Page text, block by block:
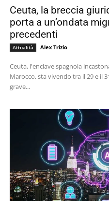
Ceuta, la breccia
porta a un’ondata
precedenti
Attualità Alex Trizio
Ceuta, l'enclave spagnola
Marocco, sta vivendo tra il 29 e il
grave...